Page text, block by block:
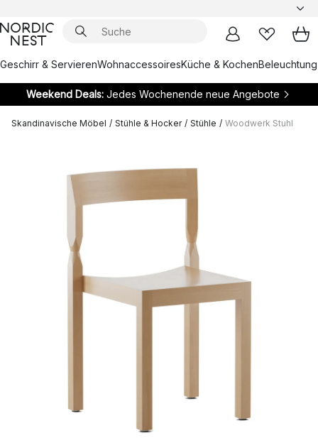
Geschirr & ServierenWohnaccessoiresKüche & KochenBeleuchtung
Weekend Deals:Jedes Wochenende neue Angebote
Skandinavische Möbel / Stühle & Hocker / Stühle / Woodwerk Stuhl